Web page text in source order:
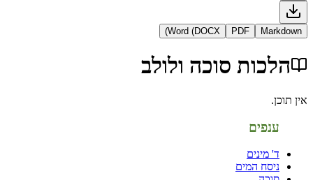
PDF
Word (DOCX)
סוכה ולולב
המים